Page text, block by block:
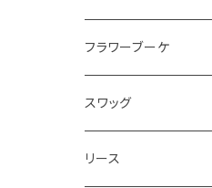
フラワーブーケ
和ブーケ
スワッグ
リース